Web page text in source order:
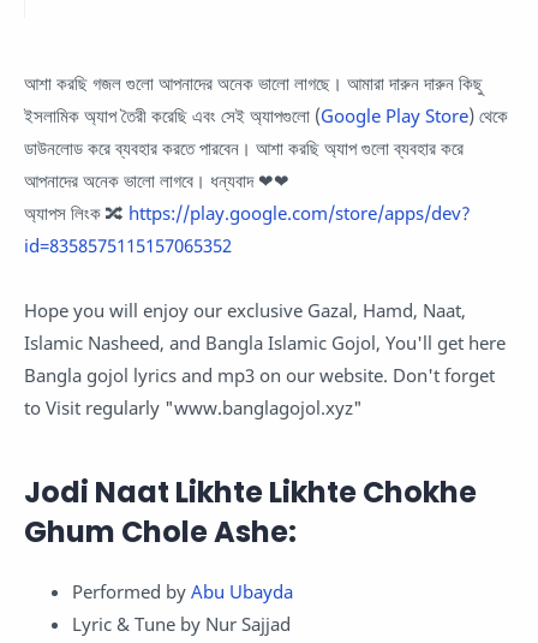
আশা করছি গজল গুলো আপনাদের অনেক ভালো লাগছে। আমারা দারুন দারুন কিছু
ইসলামিক অ্যাপ তৈরী করেছি এবং সেই অ্যাপগুলো (Google Play Store) থেকে
ডাউনলোড করে ব্যবহার করতে পারবেন। আশা করছি অ্যাপ গুলো ব্যবহার করে
আপনাদের অনেক ভালো লাগবে। ধন্যবাদ ❤❤
অ্যাপস লিংক 🔀 https://play.google.com/store/apps/dev?
id=8358575115157065352
Hope you will enjoy our exclusive Gazal, Hamd, Naat,
Islamic Nasheed, and Bangla Islamic Gojol, You'll get here
Bangla gojol lyrics and mp3 on our website. Don't forget
to Visit regularly "www.banglagojol.xyz"
Jodi Naat Likhte Likhte Chokhe
Ghum Chole Ashe:
Performed by Abu Ubayda
Lyric & Tune by Nur Sajjad